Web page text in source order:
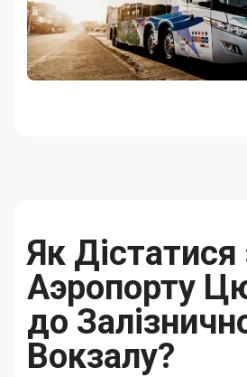
Як Дістатися
Аэропорту
до
Вокзалу?